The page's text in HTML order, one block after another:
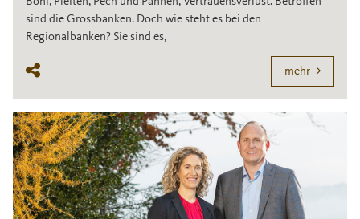
sind die Grossbanken. Doch wie steht es bei den
Regionalbanken? Sie sind es,
mehr